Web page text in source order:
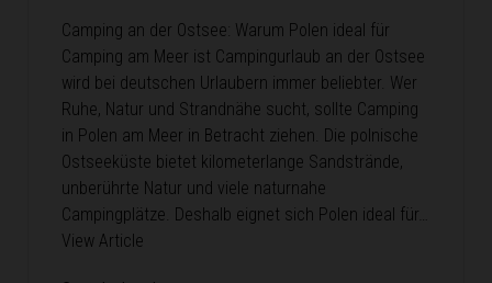
Camping an der Ostsee: Warum Polen ideal für
Camping am Meer ist Campingurlaub an der Ostsee
wird bei deutschen Urlaubern immer beliebter. Wer
Ruhe, Natur und Strandnähe sucht, sollte Camping
in Polen am Meer in Betracht ziehen. Die polnische
Ostseeküste bietet kilometerlange Sandstrände,
unberührte Natur und viele naturnahe
Campingplätze. Deshalb eignet sich Polen ideal für…
View Article